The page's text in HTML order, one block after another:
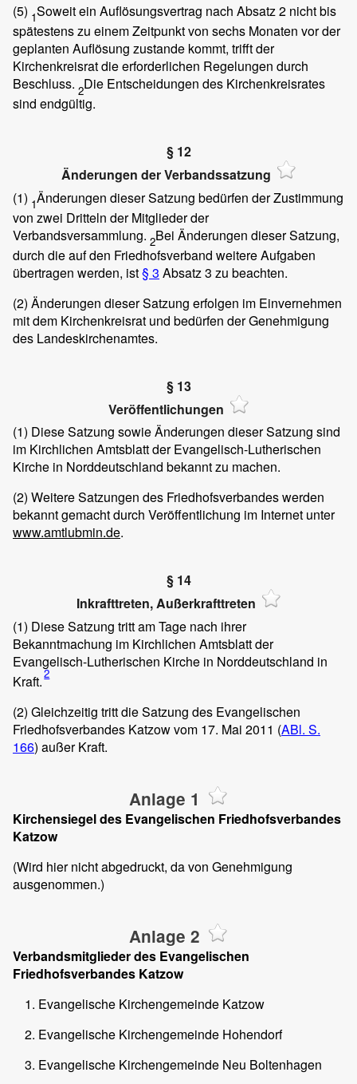
(5) 1Soweit ein Auflösungsvertrag nach Absatz 2 nicht bis
spätestens zu einem Zeitpunkt von sechs Monaten vor der
geplanten Auflösung zustande kommt, trifft der
Kirchenkreisrat die erforderlichen Regelungen durch
Beschluss. 2Die Entscheidungen des Kirchenkreisrates
sind endgültig.
§ 12
Änderungen der Verbandssatzung
(1) 1Änderungen dieser Satzung bedürfen der Zustimmung
von zwei Dritteln der Mitglieder der
Verbandsversammlung. 2Bei Änderungen dieser Satzung,
durch die auf den Friedhofsverband weitere Aufgaben
übertragen werden, ist§ 3 Absatz 3 zu beachten.
(2) Änderungen dieser Satzung erfolgen im Einvernehmen
mit dem Kirchenkreisrat und bedürfen der Genehmigung
des Landeskirchenamtes.
§ 13
Veröffentlichungen
(1) Diese Satzung sowie Änderungen dieser Satzung sind
im Kirchlichen Amtsblatt der Evangelisch-Lutherischen
Kirche in Norddeutschland bekannt zu machen.
(2) Weitere Satzungen des Friedhofsverbandes werden
bekannt gemacht durch Veröffentlichung im Internet unter
www.amtlubmin.de.
§ 14
Inkrafttreten, Außerkrafttreten
(1) Diese Satzung tritt am Tage nach ihrer
Bekanntmachung im Kirchlichen Amtsblatt der
Evangelisch-Lutherischen Kirche in Norddeutschland in
Kraft.2
(2) Gleichzeitig tritt die Satzung des Evangelischen
Friedhofsverbandes Katzow vom 17. Mai 2011 (ABl. S.
166) außer Kraft.
Anlage 1
Kirchensiegel des Evangelischen Friedhofsverbandes
Katzow
(Wird hier nicht abgedruckt, da von Genehmigung
ausgenommen.)
Anlage 2
Verbandsmitglieder des Evangelischen
Friedhofsverbandes Katzow
Evangelische Kirchengemeinde Katzow
Evangelische Kirchengemeinde Hohendorf
Evangelische Kirchengemeinde Neu Boltenhagen